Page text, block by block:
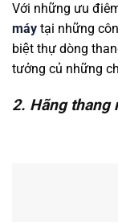
Với những ưu
máy tại những
biệt thự dòng
tưởng củ những
2. Hãng thang